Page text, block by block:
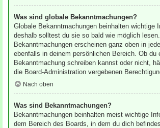
Was sind globale Bekanntmachungen?
Globale Bekanntmachungen beinhalten wichtige
deshalb solltest du sie so bald wie möglich
Bekanntmachungen erscheinen ganz oben in
ebenfalls in deinem persönlichen Bereich. Ob du
Bekanntmachung schreiben kannst oder nicht,
die Board-Administration vergebenen
Nach oben
Was sind Bekanntmachungen?
Bekanntmachungen beinhalten meist wichtige
dem Bereich des Boards, in dem du dich